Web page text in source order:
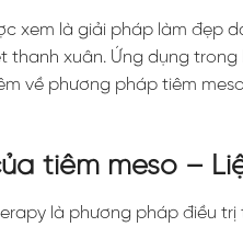
xem là giải pháp làm đẹp
thanh xuân. Ứng dụng
về phương pháp tiêm
tiêm meso –
là phương pháp điều